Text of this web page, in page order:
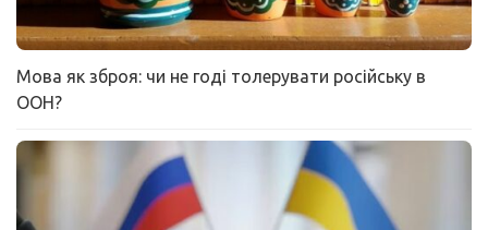
Мова як зброя: чи не годі толерувати російську в
ООН?